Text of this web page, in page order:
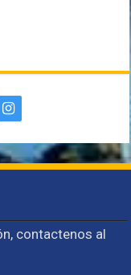
contactenos al